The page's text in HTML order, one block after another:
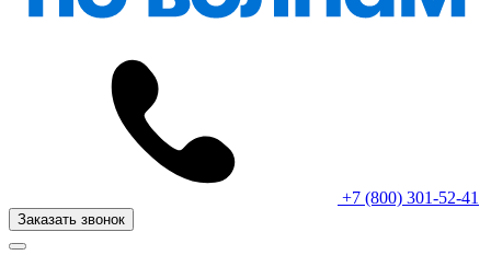
+7 (800) 301-52-41
Заказать звонок